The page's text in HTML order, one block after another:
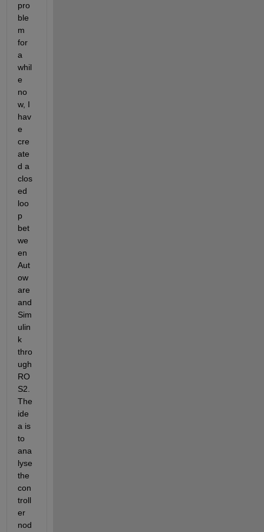
pro
ble
m
for
a
whil
e
no
w, I
hav
e
cre
ate
d a
clos
ed
loo
p
bet
we
en
Aut
ow
are
and
Sim
ulin
k
thro
ugh
RO
S2.
The
ide
a is
to
ana
lyse
the
con
troll
er
nod